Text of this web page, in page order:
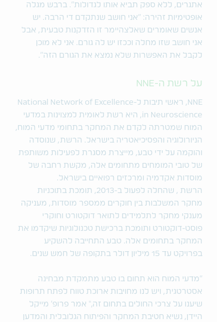
אתגרים, ללא ספק תביא אותו לגדולות". ברבש מגלה
אופטימיות זהירה: "אני חושב שנתקדם די הרבה. יש
אנשים שאומרים שאלצהיימר זו הזדקנות טבעית, אבל
אני חושב שזו מחלה וככזו יש לה גורם. אני לא מוכן
לקבל את האפשרות שלא נמצא את הגורם הזה".
על רשת ה-NNE
NNE, ראשי תיבות ל-National Network of Excellence
in Neuroscience, היא רשת לאומית למצוינות במדעי
המוח שמטרתה לקדם את המחקר בתחומי מדעי המוח,
הניורולוגיה והפסיכיאטריה בישראל. הרשת, שנוסדה
והוקמה על ידי טבע, מייצרת מסגרת לפעילות משותפת
של טובי המומחים מתחומים אלה, מקשת רחבה של
מוסדות אקדמיה ומרכזים רפואיים בישראל.
הרשת , שהחלה לפעול ב-2013, תומכת בתוכניות
מחקר המשלבות בין חוקרים ממספר מוסדות, מעניקה
מענקי מחקר לתלמידים לתואר דוקטורט וחוקרי
פוסט-דוקטורט ותומכת ברכישת טכנולוגיות שיקדמו את
המחקר בתחומים אלה. טבע התחייבה להשקיע
בפרויקט עד 15 מיליון דולר בתקופה של חמש שנים.
"מדעי המוח הוא תחום בו טבע מתמקדת מבחינה
אסטרטגית, ויש לנו מחויבות ארוכת טווח לפתח תרופות
שיענו על צרכי החולים בתחום זה," אמר פרופ' מייקל
היידן, נשיא חטיבת המחקר והפיתוח הגלובלית והמדען